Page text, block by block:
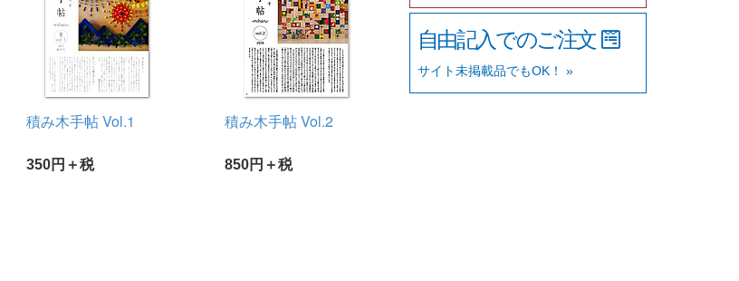
積み木手帖 Vol.1
350円＋税
積み木手帖 Vol.2
850円＋税
自由記入でのご注文
サイト未掲載品でもOK！ »